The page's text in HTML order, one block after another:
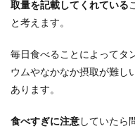
取量を記載してくれている
と考えます。
毎日食べることによってタ
ウムやなかなか摂取が難し
あります。
食べすぎに注意していたら